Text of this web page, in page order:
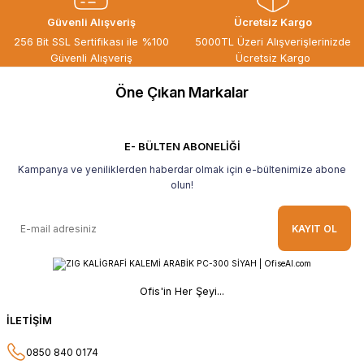
Kaliteli ürün, güvenli alışveriş ve
teşekkür ederim.
hediye ile geldi Teşekkür ederim Tavsiye
Ahmet Yılmaz | 29/04/2026
paketlenmiş, sorunsuz teslim aldım,
O... A... | 10/02/2026
Güvenli Alışveriş
256 Bit SSL Sertifikası ile %100
Güvenli Alışveriş
Ücretsiz Kargo
5000TL Üzeri Alışverişlerinizde
Ücretsiz Kargo
Öne Çıkan Markalar
E- BÜLTEN ABONELİĞİ
Kampanya ve yeniliklerden haberdar olmak için e-bültenimize abone
olun!
KAYIT OL
Ofis'in Her Şeyi...
İLETİŞİM
0850 840 0174